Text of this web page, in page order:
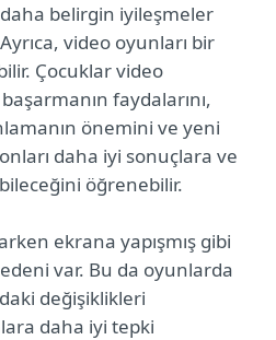
belirgin iyileşmeler
video oyunları bir
Çocuklar video
faydalarını,
önemini ve yeni
daha iyi sonuçlara ve
öğrenebilir.
ekrana yapışmış gibi
var. Bu da oyunlarda
değişiklikleri
daha iyi tepki